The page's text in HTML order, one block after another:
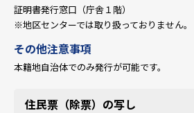
証明書発行窓口（庁舎１階）
※地区センターでは取り扱っておりません。
その他注意事項
本籍地自治体でのみ発行が可能です。
住民票（除票）の写し